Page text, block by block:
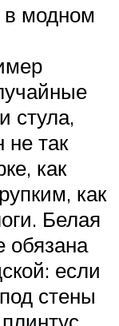
в модном
стула,
так
как
как
Белая
обязана
если
стены